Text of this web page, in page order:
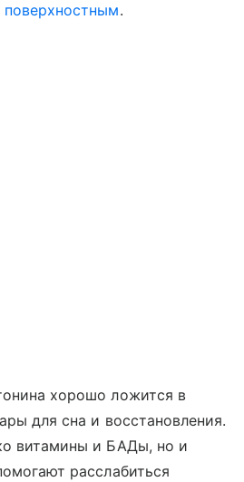
поверхностным.
хорошо ложится в
для сна и восстановления.
витамины и БАДы, но и
расслабиться